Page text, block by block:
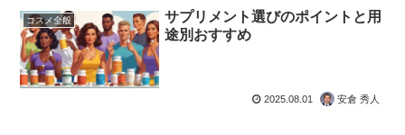
コスメ全般
サプリメント選びのポイントと用
途別おすすめ
2025.08.01 安倉 秀人